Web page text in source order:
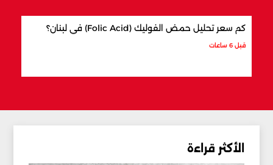
كم سعر تحليل حمض الفوليك (Folic Acid) في لبنان؟
قبل 6 ساعات
الأكثر قراءة